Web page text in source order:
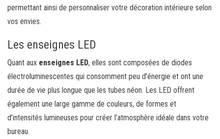
permettant ainsi de personnaliser votre décoration intérieure selon
vos envies.
Les enseignes LED
Quant aux enseignes LED, elles sont composées de diodes
électroluminescentes qui consomment peu d’énergie et ont une
durée de vie plus longue que les tubes néon. Les LED offrent
également une large gamme de couleurs, de formes et
d’intensités lumineuses pour créer l’atmosphère idéale dans votre
bureau.